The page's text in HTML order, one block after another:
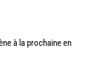
à la prochaine en